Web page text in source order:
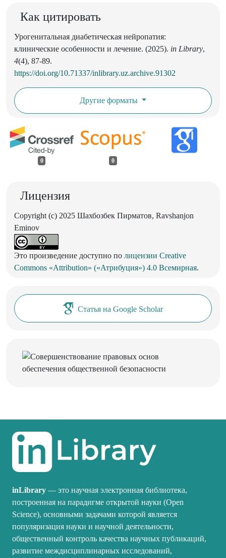
Как цитировать
Урогенитальная диабетическая нейропатия:
клинические особенности и лечение. (2025). in Library,
4(4), 87-89.
https://doi.org/10.71337/inlibrary.uz.archive.91302
Другие форматы
0 0
Лицензия
Copyright (c) 2025 Шахбозбек Пирматов, Ravshanjon
Eminov
Это произведение доступно по лицензии Creative
Commons «Attribution» («Атрибуция») 4.0 Всемирная.
Статья на Google Scholar
inLibrary — это научная электронная библиотека,
построенная на парадигме открытой науки (Open
Science), основными задачами которой является
популяризация науки и научной деятельности,
общественный контроль качества научных публикаций,
развитие междисциплинарных исследований,